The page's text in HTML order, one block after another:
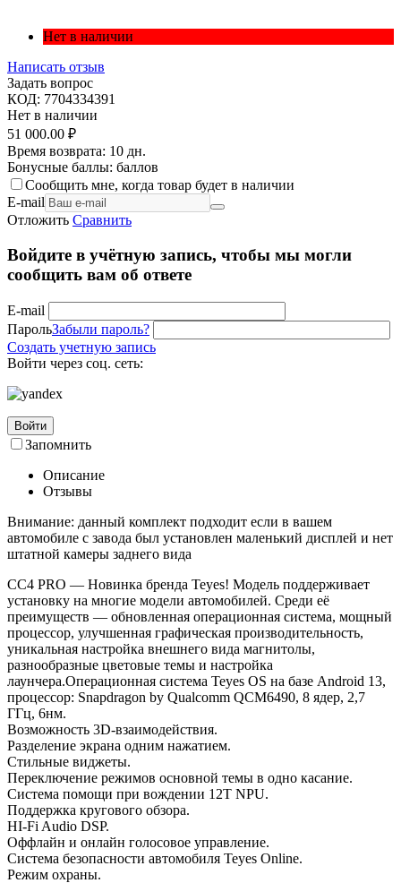
Нет в наличии
Написать отзыв
Задать вопрос
КОД: 7704334391
Нет в наличии
51 000.00 ₽
Время возврата: 10 дн.
Бонусные баллы: баллов
Сообщить мне, когда товар будет в наличии
E-mail
Отложить Сравнить
Войдите в учётную запись, чтобы мы могли
сообщить вам об ответе
E-mail
ПарольЗабыли пароль?
Создать учетную запись
Войти через соц. сеть:
Войти
Запомнить
Описание
Отзывы
Внимание: данный комплект подходит если в вашем
автомобиле с завода был установлен маленький дисплей и нет
штатной камеры заднего вида
СС4 PRO — Новинка бренда Teyes! Модель поддерживает
установку на многие модели автомобилей. Среди её
преимуществ — обновленная операционная система, мощный
процессор, улучшенная графическая производительность,
уникальная настройка внешнего вида магнитолы,
разнообразные цветовые темы и настройка
лаунчера.Операционная система Teyes OS на базе Android 13,
процессор: Snapdragon by Qualcomm QCM6490, 8 ядер, 2,7
ГГц, 6нм.
Возможность 3D-взаимодействия.
Разделение экрана одним нажатием.
Стильные виджеты.
Переключение режимов основной темы в одно касание.
Система помощи при вождении 12T NPU.
Поддержка кругового обзора.
HI-Fi Audio DSP.
Оффлайн и онлайн голосовое управление.
Система безопасности автомобиля Teyes Online.
Режим охраны.